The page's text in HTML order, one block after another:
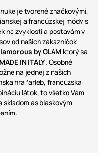
je tvorené značkovými,
a francúzskej módy s
na zvyklosti a postavám v
od našich zákazníčok
by GLAM ktorý sa
MADE IN ITALY. Osobné
na jednej z našich
hra farieb, francúzska
látok, to všetko Vám
as blaskovým